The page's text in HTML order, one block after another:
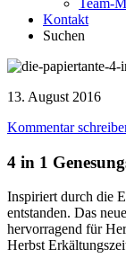
Team-
Kontakt
Suchen
13. August 2016
Kommentar
4 in 1
Inspiriert durch die
entstanden. Das
hervorragend für
Herbst